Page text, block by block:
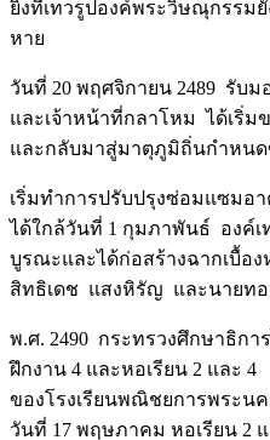
ยิ่งที่เทวรูปองค์พระวิษณุกรรมยั
หาย
วันที่ 20 พฤศจิกายน 2489 รับ
และเจ้าหน้าที่กลาโหม ได้เริ่ม
และกลับมาสู่มาตุภูมิถิ่นกำหนด
เริ่มทำการปรับปรุงซ่อมแซมอ
ได้ใกล้วันที่ 1 กุมภาพันธ์ องค์
บูรณะและได้ก่อสร้างฉากเบื้อ
สิทธิเดช แสงหิรัญ และนายท
พ.ศ. 2490 กระทรวงศึกษาธิก
ฝึกงาน 4 และหอเรียน 2 และ
ของโรงเรียนพณิชยการพระน
วันที่ 17 พฤษภาคม หอเรียน 2